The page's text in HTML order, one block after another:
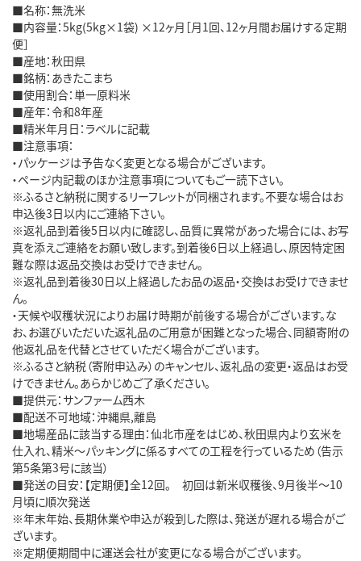
■名称：無洗米
■内容量：5kg(5kg×1袋) ×12ヶ月［月1回、12ヶ月間お届けする定期
便］
■産地：秋田県
■銘柄：あきたこまち
■使用割合：単一原料米
■産年：令和8年産
■精米年月日：ラベルに記載
■注意事項：
・パッケージは予告なく変更となる場合がございます。
・ページ内記載のほか注意事項についてもご一読下さい。
※ふるさと納税に関するリーフレットが同梱されます。不要な場合はお
申込後3日以内にご連絡下さい。
※返礼品到着後5日以内に確認し、品質に異常があった場合には、お写
真を添えご連絡をお願い致します。到着後6日以上経過し、原因特定困
難な際は返品交換はお受けできません。
※返礼品到着後30日以上経過したお品の返品・交換はお受けできませ
ん。
・天候や収穫状況によりお届け時期が前後する場合がございます。な
お、お選びいただいた返礼品のご用意が困難となった場合、同額寄附の
他返礼品を代替とさせていただく場合がございます。
※ふるさと納税（寄附申込み）のキャンセル、返礼品の変更・返品はお受
けできません。あらかじめご了承ください。
■提供元：サンファーム西木
■配送不可地域：沖縄県,離島
■地場産品に該当する理由：仙北市産をはじめ、秋田県内より玄米を
仕入れ、精米～パッキングに係るすべての工程を行っているため（告示
第5条第3号に該当）
■発送の目安：【定期便】全12回。 初回は新米収穫後、9月後半～10
月頃に順次発送
※年末年始、長期休業や申込が殺到した際は、発送が遅れる場合がご
ざいます。
※定期便期間中に運送会社が変更になる場合がございます。